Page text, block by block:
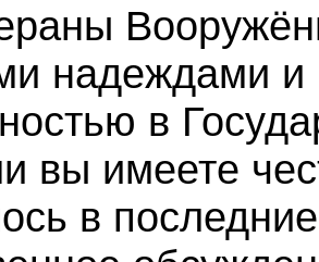
надеждами и
в
вы имеете
в